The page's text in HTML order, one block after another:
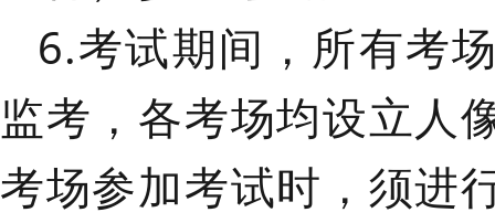
6.考试期间，所有考
监考，各考场均设立人
考场参加考试时，须进